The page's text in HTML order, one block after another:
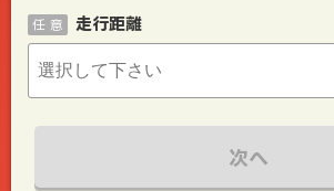
走行距離
任 意
次へ